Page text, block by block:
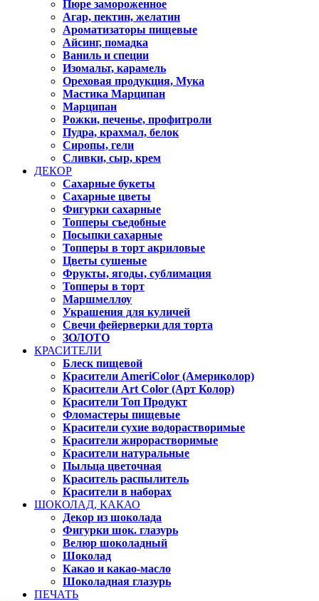
Пюре замороженное
Агар, пектин, желатин
Ароматизаторы пищевые
Айсинг, помадка
Ваниль и специи
Изомальт, карамель
Ореховая продукция, Мука
Мастика Марципан
Марципан
Рожки, печенье, профитроли
Пудра, крахмал, белок
Сиропы, гели
Сливки, сыр, крем
ДЕКОР
Сахарные букеты
Сахарные цветы
Фигурки сахарные
Топперы съедобные
Посыпки сахарные
Топперы в торт акриловые
Цветы сушеные
Фрукты, ягоды, сублимация
Топперы в торт
Маршмеллоу
Украшения для куличей
Свечи фейерверки для торта
ЗОЛОТО
КРАСИТЕЛИ
Блеск пищевой
Красители AmeriColor (Америколор)
Красители Art Color (Арт Колор)
Красители Топ Продукт
Фломастеры пищевые
Красители сухие водорастворимые
Красители жирорастворимые
Красители натуральные
Пыльца цветочная
Краситель распылитель
Красители в наборах
ШОКОЛАД, КАКАО
Декор из шоколада
Фигурки шок. глазурь
Велюр шоколадный
Шоколад
Какао и какао-масло
Шоколадная глазурь
ПЕЧАТЬ